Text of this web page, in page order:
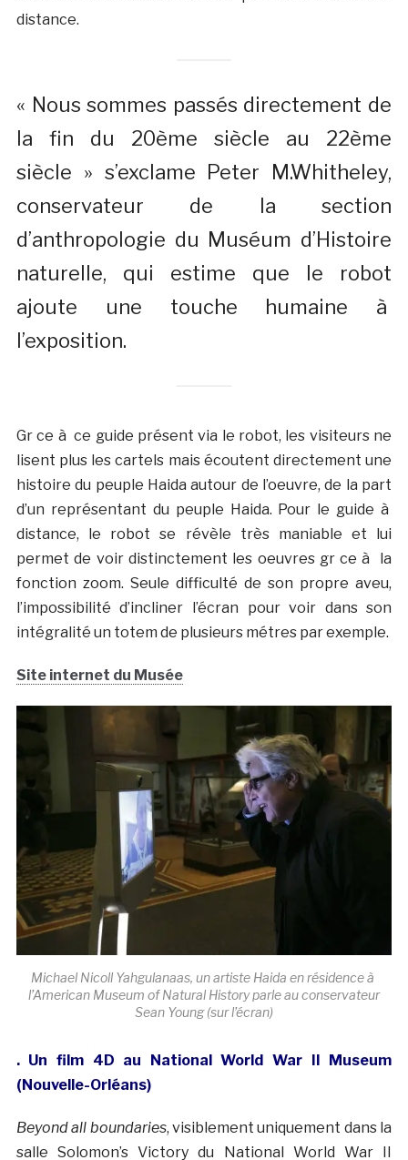
distance.
« Nous sommes passés directement de
la fin du 20ème siècle au 22ème
siècle » s’exclame Peter M.Whitheley,
conservateur de la section
d’anthropologie du Muséum d’Histoire
naturelle, qui estime que le robot
ajoute une touche humaine à
l’exposition.
Gr ce à ce guide présent via le robot, les visiteurs ne
lisent plus les cartels mais écoutent directement une
histoire du peuple Haida autour de l’oeuvre, de la part
d’un représentant du peuple Haida. Pour le guide à
distance, le robot se révèle très maniable et lui
permet de voir distinctement les oeuvres gr ce à la
fonction zoom. Seule difficulté de son propre aveu,
l’impossibilité d’incliner l’écran pour voir dans son
intégralité un totem de plusieurs métres par exemple.
Site internet du Musée
Michael Nicoll Yahgulanaas, un artiste Haida en résidence à
l’American Museum of Natural History parle au conservateur
Sean Young (sur l’écran)
. Un film 4D au National World War II Museum
(Nouvelle-Orléans)
Beyond all boundaries, visiblement uniquement dans la
salle Solomon’s Victory du National World War II